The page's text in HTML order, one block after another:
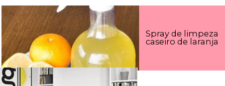
Spray de limpeza
caseiro de laranja